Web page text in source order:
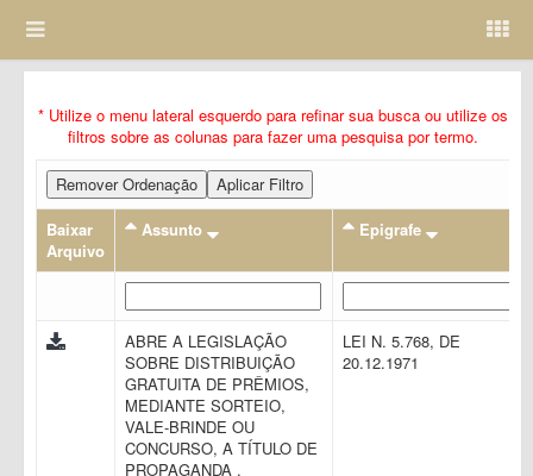
* Utilize o menu lateral esquerdo para refinar sua busca ou utilize os
filtros sobre as colunas para fazer uma pesquisa por termo.
Remover Ordenação
Aplicar Filtro
Baixar
Arquivo
Assunto Epigrafe
ABRE A LEGISLAÇÃO
SOBRE DISTRIBUIÇÃO
GRATUITA DE PRÊMIOS,
MEDIANTE SORTEIO,
VALE-BRINDE OU
CONCURSO, A TÍTULO DE
PROPAGANDA ,
LEI N. 5.768, DE
20.12.1971